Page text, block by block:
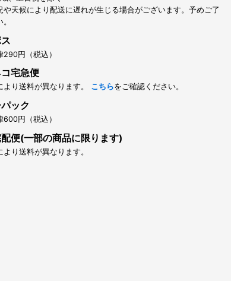
や天候により配送に遅れが生じる場合がございます。予めご了
290円（税込）
宅急便
より送料が異なります。 こちらをご確認ください。
ック
600円（税込）
便(一部の商品に限ります)
より送料が異なります。